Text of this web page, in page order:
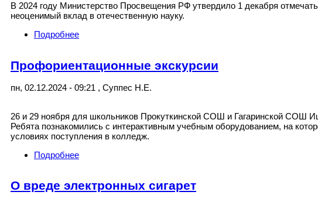
В 2024 году Министерство Просвещения РФ утвердило 1 декабря
неоценимый вклад в отечественную науку.
Подробнее
Профориентационные экскурсии
пн, 02.12.2024 - 09:21 , Суппес Н.Е.
26 и 29 ноября для школьников Прокуткинской СОШ и Гагаринской СОШ
Ребята познакомились с интерактивным учебным оборудованием, на
условиях поступления в колледж.
Подробнее
О вреде электронных сигарет